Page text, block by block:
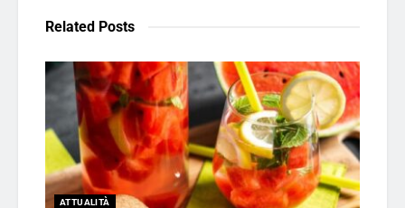
Related Posts
ATTUALITÀ